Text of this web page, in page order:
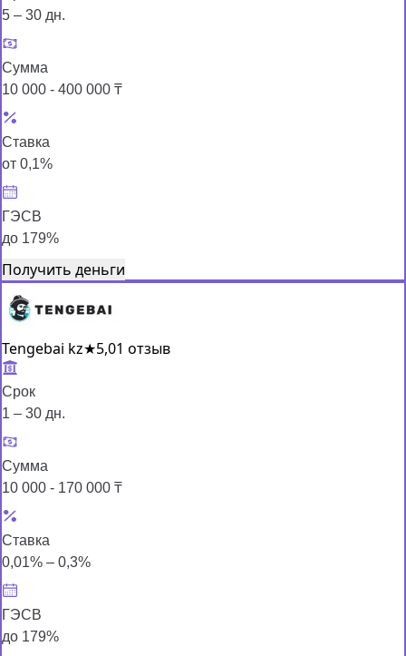
5 – 30 дн.
Сумма
10 000 - 400 000 ₸
Ставка
от 0,1%
ГЭСВ
до 179%
Получить деньги
Tengebai kz★5,01 отзыв
Срок
1 – 30 дн.
Сумма
10 000 - 170 000 ₸
Ставка
0,01% – 0,3%
ГЭСВ
до 179%